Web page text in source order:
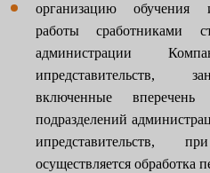
организацию обучения
работы сработниками
администрации
ипредставительств,
включенные вперечень
подразделений
ипредставительств,
осуществляется обработка